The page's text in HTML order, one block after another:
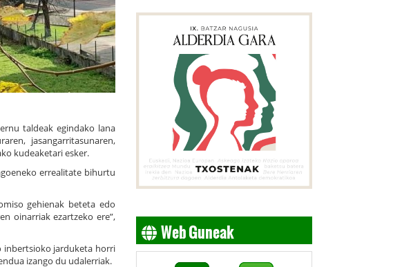
taldeak egindako lana
jasangarritasunaren,
kudeaketari esker.
errealitate bihurtu
gehienak beteta edo
oinarriak ezartzeko ere”,
inbertsioko jarduketa horri
izango du udalerriak.
Web Guneak